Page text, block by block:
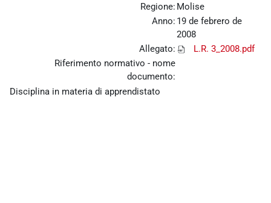
Regione: Molise
Anno: 19 de febrero de
2008
Allegato:
L.R. 3_2008.pdf
Riferimento normativo - nome
documento:
Disciplina in materia di apprendistato